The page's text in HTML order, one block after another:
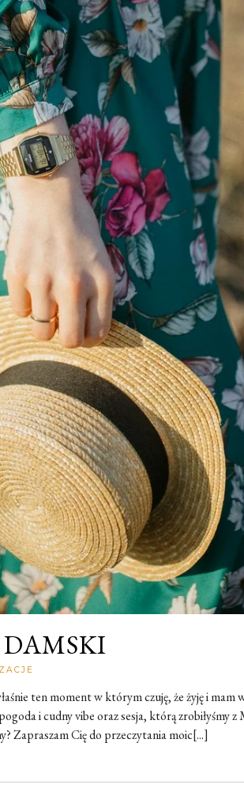
ten moment w którym czuję, że żyję i mam
i cudny vibe oraz sesja, którą zrobiłyśmy z
Zapraszam Cię do przeczytania moic[...]